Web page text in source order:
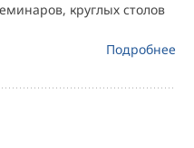
круглых столов
Подробнее